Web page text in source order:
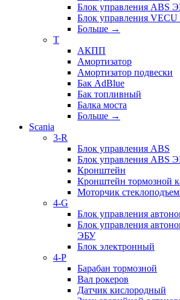
Блок управления ABS
Блок управления
Больше →
T
АКПП
Амортизатор
Амортизатор подвески
Бак AdBlue
Бак топливный
Балка моста
Больше →
Scania
3-R
Блок управления ABS
Блок управления ABS
Кронштейн
Кронштейн тормозной
Моторчик
4-G
Блок управления
Блок управления
ЭБУ
Блок электронный
4-P
Барабан тормозной
Вал рокеров
Датчик кислородный